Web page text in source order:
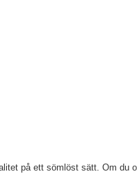
på ett sömlöst sätt. Om du